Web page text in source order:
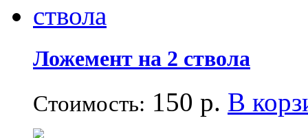
Ложемент на 2 ствола
Стоимость: 150 р. В